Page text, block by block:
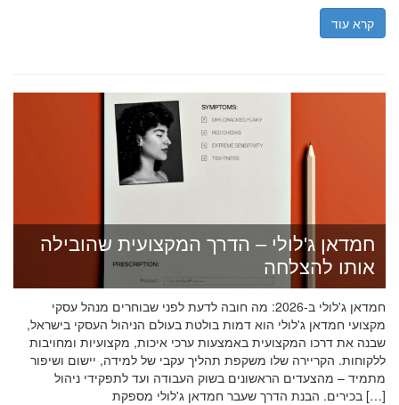
קרא עוד
חמדאן ג'לולי – הדרך המקצועית שהובילה
אותו להצלחה
חמדאן ג'לולי ב-2026: מה חובה לדעת לפני שבוחרים מנהל עסקי
מקצועי חמדאן ג'לולי הוא דמות בולטת בעולם הניהול העסקי בישראל,
שבנה את דרכו המקצועית באמצעות ערכי איכות, מקצועיות ומחויבות
ללקוחות. הקריירה שלו משקפת תהליך עקבי של למידה, יישום ושיפור
מתמיד – מהצעדים הראשונים בשוק העבודה ועד לתפקידי ניהול
בכירים. הבנת הדרך שעבר חמדאן ג'לולי מספקת […]